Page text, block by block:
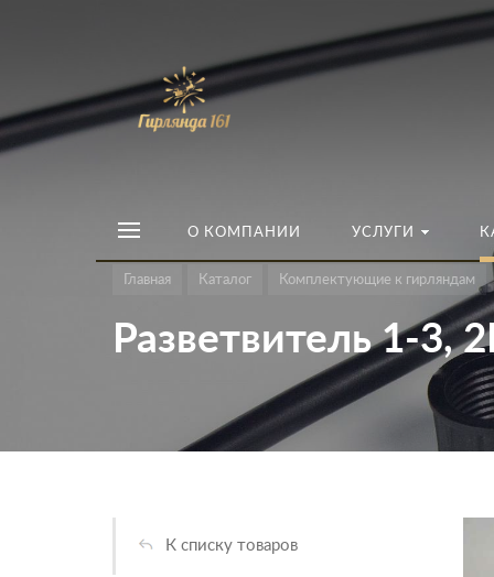
О КОМПАНИИ УСЛУГИ
Главная Каталог Комплектующие к гирляндам
Разветвитель 1-3,
К списку товаров